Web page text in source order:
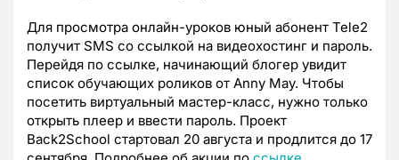
Для просмотра онлайн-уроков юный абонент Tele2
получит SMS со ссылкой на видеохостинг и пароль.
Перейдя по ссылке, начинающий блогер увидит
список обучающих роликов от Anny May. Чтобы
посетить виртуальный мастер-класс, нужно только
открыть плеер и ввести пароль. Проект
Back2School стартовал 20 августа и продлится до 17